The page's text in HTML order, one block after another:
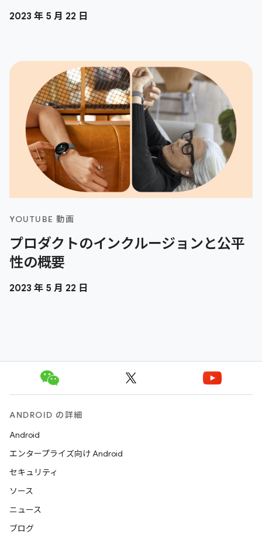
2023 年 5 月 22 日
YOUTUBE 動画
プロダクトのインクルージョンと公平
性の概要
2023 年 5 月 22 日
ANDROID の詳細
Android
エンタープライズ向け Android
セキュリティ
ソース
ニュース
ブログ